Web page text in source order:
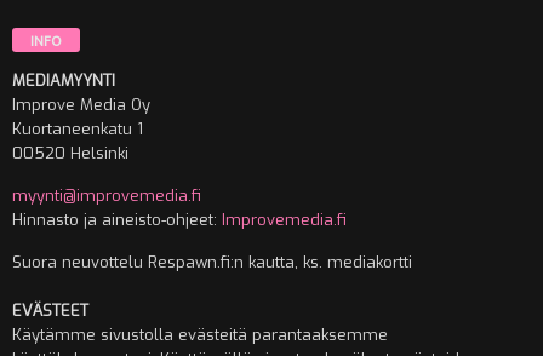
INFO
MEDIAMYYNTI
Improve Media Oy
Kuortaneenkatu 1
00520 Helsinki
myynti@improvemedia.fi
Hinnasto ja aineisto-ohjeet: Improvemedia.fi
Suora neuvottelu Respawn.fi:n kautta, ks. mediakortti
EVÄSTEET
Käytämme sivustolla evästeitä parantaaksemme